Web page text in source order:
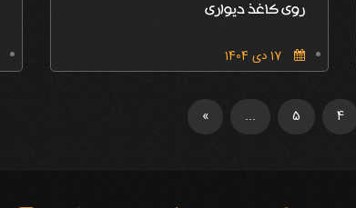
روی کاغذ دیواری
4
5
...
»